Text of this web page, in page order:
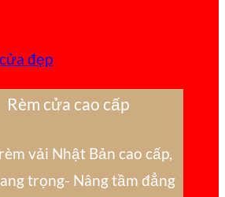
Rèm cửa cao cấp
vải Nhật Bản cao cấp,
trọng- Nâng tầm đẳng